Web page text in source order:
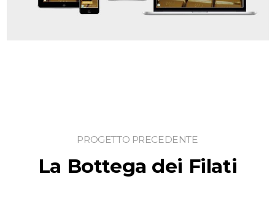
PROGETTO PRECEDENTE
La Bottega dei Filati